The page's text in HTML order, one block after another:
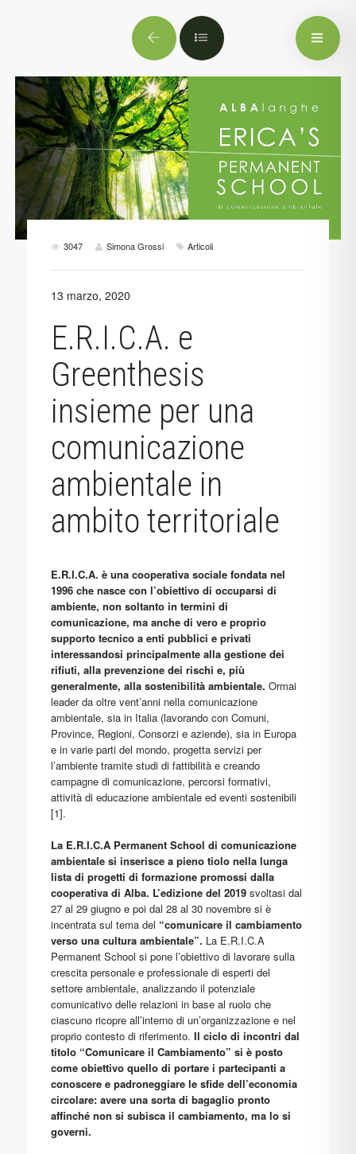
3047 Simona Grossi Articoli
13 marzo, 2020
E.R.I.C.A. e
Greenthesis
insieme per una
comunicazione
ambientale in
ambito territoriale
E.R.I.C.A. è una cooperativa sociale fondata nel
1996 che nasce con l’obiettivo di occuparsi di
ambiente, non soltanto in termini di
comunicazione, ma anche di vero e proprio
supporto tecnico a enti pubblici e privati
interessandosi principalmente alla gestione dei
rifiuti, alla prevenzione dei rischi e, più
generalmente, alla sostenibilità ambientale. Ormai
leader da oltre vent’anni nella comunicazione
ambientale, sia in Italia (lavorando con Comuni,
Province, Regioni, Consorzi e aziende), sia in Europa
e in varie parti del mondo, progetta servizi per
l’ambiente tramite studi di fattibilità e creando
campagne di comunicazione, percorsi formativi,
attività di educazione ambientale ed eventi sostenibili
[1].
La E.R.I.C.A Permanent School di comunicazione
ambientale si inserisce a pieno tiolo nella lunga
lista di progetti di formazione promossi dalla
cooperativa di Alba. L’edizione del 2019svoltasi dal
27 al 29 giugno e poi dal 28 al 30 novembre si è
incentrata sul tema del “comunicare il cambiamento
verso una cultura ambientale”. La E.R.I.C.A
Permanent School si pone l’obiettivo di lavorare sulla
crescita personale e professionale di esperti del
settore ambientale, analizzando il potenziale
comunicativo delle relazioni in base al ruolo che
ciascuno ricopre all’interno di un’organizzazione e nel
proprio contesto di riferimento.Il ciclo di incontri dal
titolo “Comunicare il Cambiamento” si è posto
come obiettivo quello di portare i partecipanti a
conoscere e padroneggiare le sfide dell’economia
circolare: avere una sorta di bagaglio pronto
affinché non si subisca il cambiamento, ma lo si
governi.